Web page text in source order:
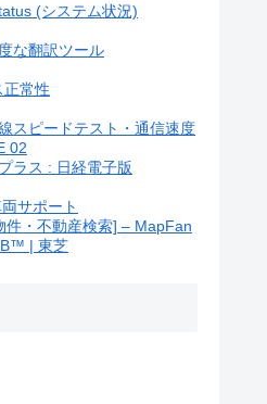
(システム状況)
な翻訳ツール
常性
スピードテスト・通信速度
02
ラス : 日経電子版
サポート
件・不動産検索] – MapFan
| 東芝